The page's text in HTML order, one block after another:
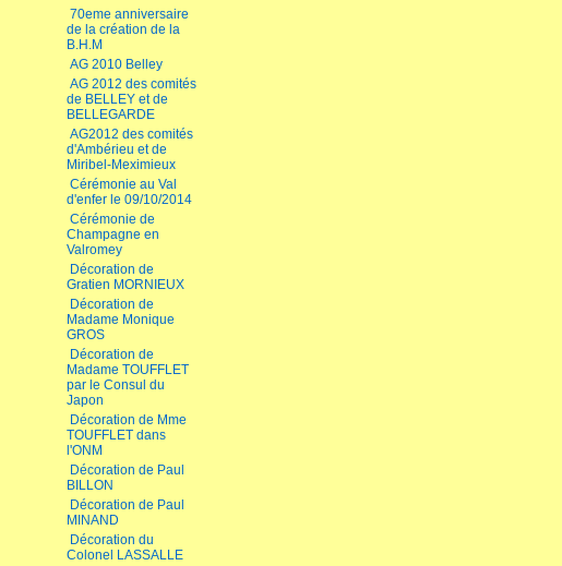
70eme anniversaire
de la création de la
B.H.M
AG 2010 Belley
AG 2012 des comités
de BELLEY et de
BELLEGARDE
AG2012 des comités
d'Ambérieu et de
Miribel-Meximieux
Cérémonie au Val
d'enfer le 09/10/2014
Cérémonie de
Champagne en
Valromey
Décoration de
Gratien MORNIEUX
Décoration de
Madame Monique
GROS
Décoration de
Madame TOUFFLET
par le Consul du
Japon
Décoration de Mme
TOUFFLET dans
l'ONM
Décoration de Paul
BILLON
Décoration de Paul
MINAND
Décoration du
Colonel LASSALLE